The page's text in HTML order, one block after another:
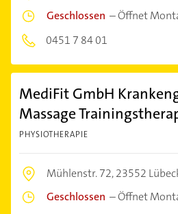
Geschlossen –Öffnet
0451 7 84 01
MediFit GmbH
Massage
PHYSIOTHERAPIE
Mühlenstr. 72,23552
Geschlossen –Öffnet